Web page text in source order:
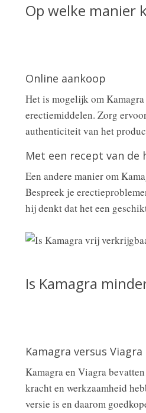
Op welke manier
Online aankoop
Het is mogelijk om
erectiemiddelen. Zorg
authenticiteit van het
Met een recept van de
Een andere manier om
Bespreek je
hij denkt dat het een
Is Kamagra
Kamagra versus Viagra
Kamagra en Viagra
kracht en werkzaamheid
versie is en daarom